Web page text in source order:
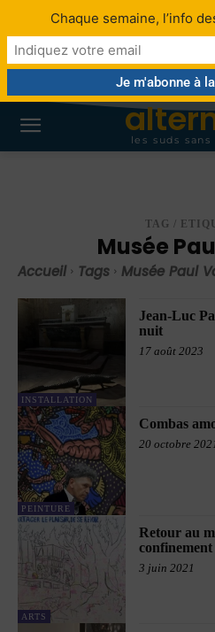
les suds
TAG /
Musée
Accueil Tags Musée Paul
INSTALLATION
Jean-Luc
nuit
17 août 2023
PEINTURE
Combas
20 octobre
ARTS
Retour au
3 juin 2021
Chaque semaine, l’info